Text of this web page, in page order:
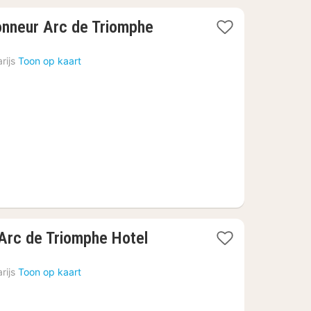
Arc de Triomphe
Toon op kaart
de Triomphe Hotel
Toon op kaart